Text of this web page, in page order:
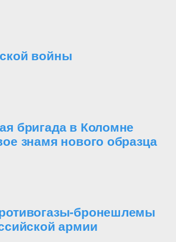
войны
бригада в Коломне
знамя нового образца
бронешлемы
армии